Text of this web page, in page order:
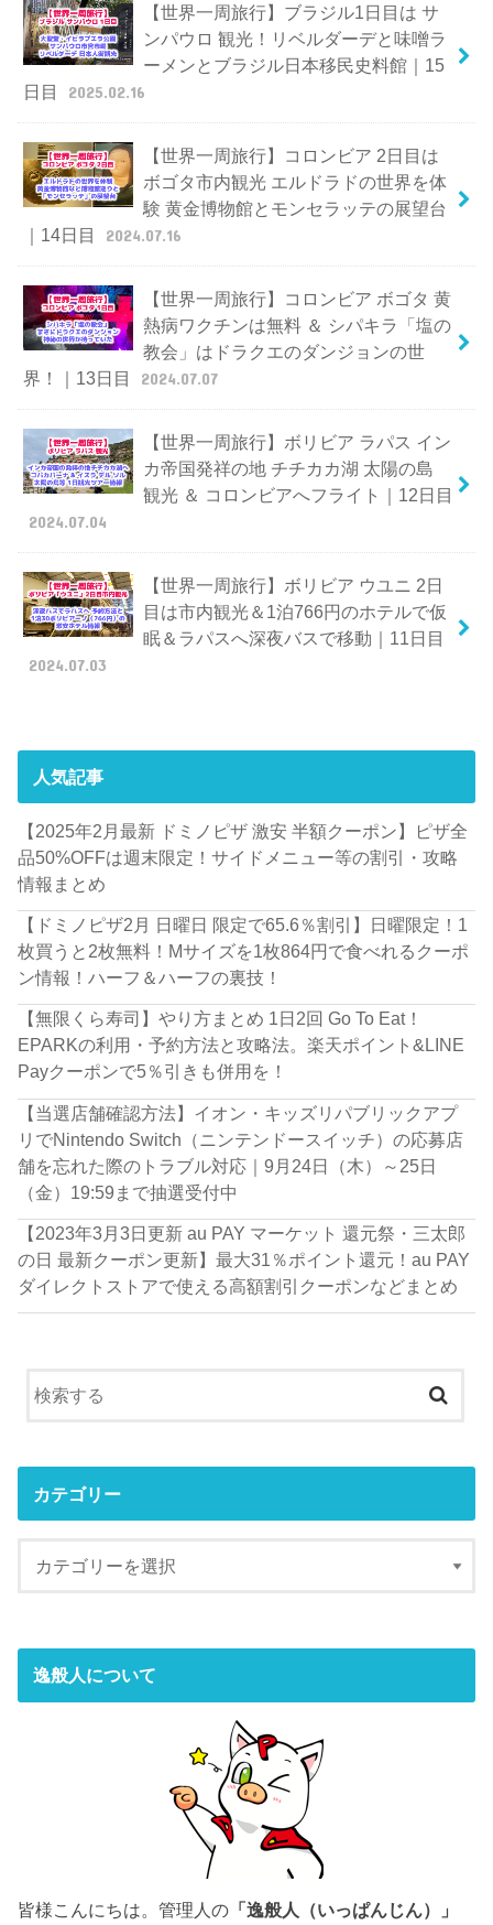
【世界一周旅行】ブラジル1日目は サ
ンパウロ 観光！リベルダーデと味噌ラ
ーメンとブラジル日本移民史料館｜15
日目
2025.02.16
【世界一周旅行】コロンビア 2日目は
ボゴタ市内観光 エルドラドの世界を体
験 黄金博物館とモンセラッテの展望台
｜14日目
2024.07.16
【世界一周旅行】コロンビア ボゴタ 黄
熱病ワクチンは無料 ＆ シパキラ「塩の
教会」はドラクエのダンジョンの世
界！｜13日目
2024.07.07
【世界一周旅行】ボリビア ラパス イン
カ帝国発祥の地 チチカカ湖 太陽の島
観光 ＆ コロンビアへフライト｜12日目
2024.07.04
【世界一周旅行】ボリビア ウユニ 2日
目は市内観光＆1泊766円のホテルで仮
眠＆ラパスへ深夜バスで移動｜11日目
2024.07.03
人気記事
【2025年2月最新 ドミノピザ 激安 半額クーポン】ピザ全
品50%OFFは週末限定！サイドメニュー等の割引・攻略
情報まとめ
【ドミノピザ2月 日曜日 限定で65.6％割引】日曜限定！1
枚買うと2枚無料！Mサイズを1枚864円で食べれるクーポ
ン情報！ハーフ＆ハーフの裏技！
【無限くら寿司】やり方まとめ 1日2回 Go To Eat！
EPARKの利用・予約方法と攻略法。楽天ポイント&LINE
Payクーポンで5％引きも併用を！
【当選店舗確認方法】イオン・キッズリパブリックアプ
リでNintendo Switch（ニンテンドースイッチ）の応募店
舗を忘れた際のトラブル対応｜9月24日（木）～25日
（金）19:59まで抽選受付中
【2023年3月3日更新 au PAY マーケット 還元祭・三太郎
の日 最新クーポン更新】最大31％ポイント還元！au PAY
ダイレクトストアで使える高額割引クーポンなどまとめ
カテゴリー
逸般人について
皆様こんにちは。管理人の 「逸般人（いっぱんじん）」